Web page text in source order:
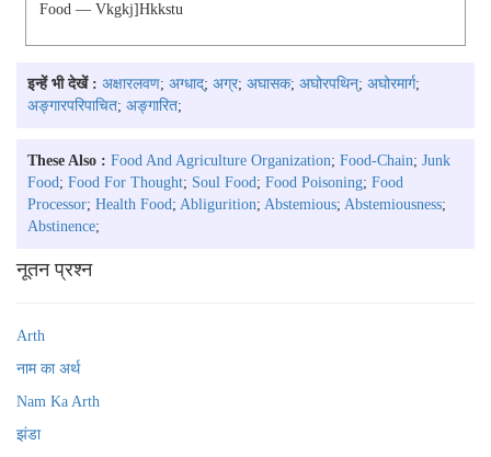
Food — Vkgkj]Hkkstu
इन्हें भी देखें : अक्षारलवण; अग्धाद्; अग्र; अघासक; अघोरपथिन्; अघोरमार्ग;
अङ्गारपरिपाचित; अङ्गारित;
These Also : Food And Agriculture Organization; Food-Chain; Junk
Food; Food For Thought; Soul Food; Food Poisoning; Food
Processor; Health Food; Abligurition; Abstemious; Abstemiousness;
Abstinence;
नूतन प्रश्न
Arth
नाम का अर्थ
Nam Ka Arth
झंडा